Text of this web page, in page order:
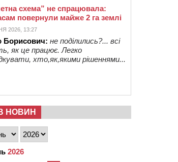
схема” не спрацювала:
повернули майже 2 га землі
2026, 13:27
Борисович: не поділились?... всі
як це працює. Легко
хто,як,якими рішеннями...
НОВИН
2026